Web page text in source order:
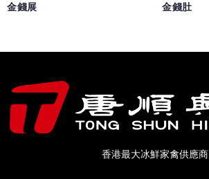
金錢展 金錢肚
香港最大冰鮮家禽供應商